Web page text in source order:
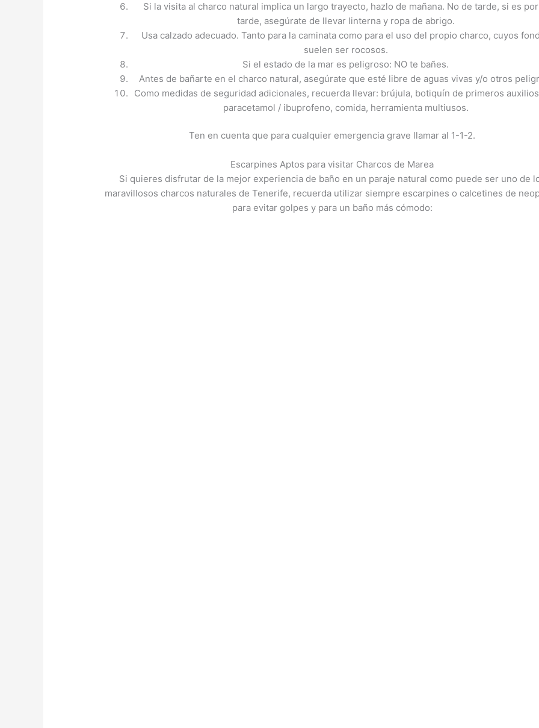
Si la visita al charco natural implica un largo trayecto, hazlo de mañana. No de tarde, si es
tarde, asegúrate de llevar linterna y ropa de abrigo.
Usa calzado adecuado. Tanto para la caminata como para el uso del propio charco, cuyos
suelen ser rocosos.
Si el estado de la mar es peligroso: NO te bañes.
Antes de bañarte en el charco natural, asegúrate que esté libre de aguas vivas y/o otros
Como medidas de seguridad adicionales, recuerda llevar: brújula, botiquín de primeros
paracetamol / ibuprofeno, comida, herramienta multiusos.
Ten en cuenta que para cualquier emergencia grave llamar al 1-1-2.
Escarpines Aptos para visitar Charcos de Marea
Si quieres disfrutar de la mejor experiencia de baño en un paraje natural como puede ser uno de
maravillosos charcos naturales de Tenerife, recuerda utilizar siempre escarpines o calcetines de
para evitar golpes y para un baño más cómodo: